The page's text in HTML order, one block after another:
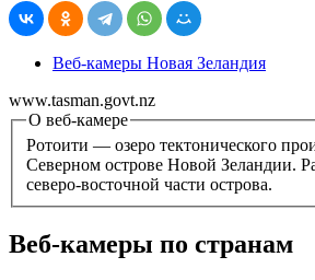
Веб-камеры Новая Зеландия
www.tasman.govt.nz
О веб-камере
Ротоити — озеро тектонического
Северном острове Новой Зеландии.
северо-восточной части острова.
Веб-камеры по странам